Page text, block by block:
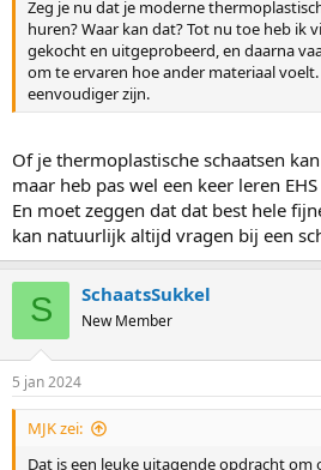
Zeg je nu dat je moderne
huren? Waar kan dat? Tot nu toe heb ik
gekocht en uitgeprobeerd, en daarna
om te ervaren hoe ander materiaal
eenvoudiger zijn.
Of je thermoplastische schaatsen
maar heb pas wel een keer leren
En moet zeggen dat dat best hele
kan natuurlijk altijd vragen bij een
S SchaatsSukkel
New Member
5 jan 2024
MJK zei:
Dat is een leuke uitagende opdracht